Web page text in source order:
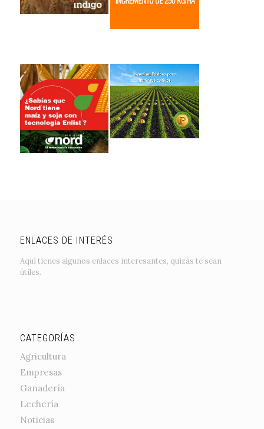
ENLACES DE INTERÉS
Aquí tienes algunos enlaces interesantes, quizás te sean
útiles.
CATEGORÍAS
Agricultura
Empresas
Ganadería
Lechería
Noticias